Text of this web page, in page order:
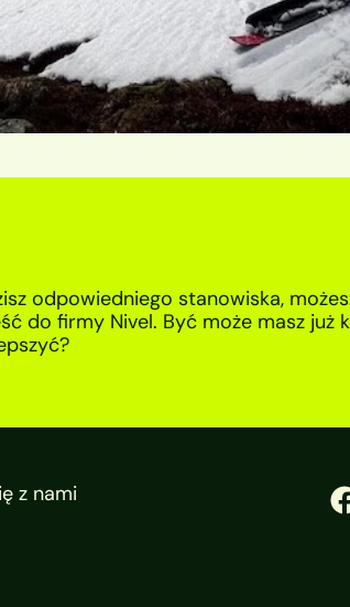
odpowiedniego stanowiska,
do firmy Nivel. Być może masz
z nami